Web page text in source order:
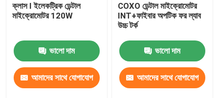
ক্লাস I ইলেকট্রিক ডেন্টাল
মাইক্রোমোটর 120W
ভালো দাম
আমাদের সাথে যোগাযোগ
COXO ডেন্টাল মাইক্রোমোটর
INT+ফাইবার অপটিক ফর ল্যাব
উচ্চ টর্ক
ভালো দাম
আমাদের সাথে যোগাযোগ